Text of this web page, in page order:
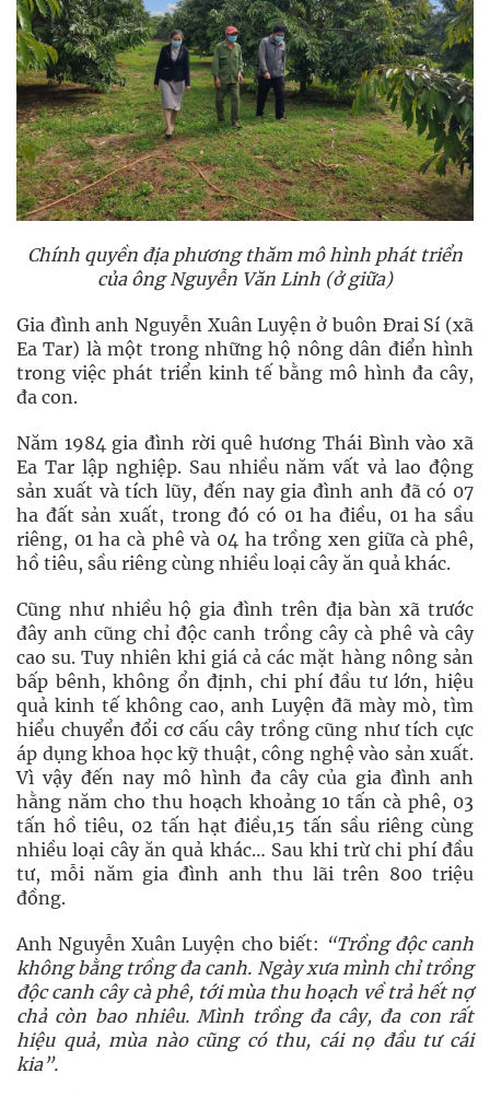
Chính quyền địa phương thăm mô hình phát triển
của ông Nguyễn Văn Linh (ở giữa)
Gia đình anh Nguyễn Xuân Luyện ở buôn Đrai Sí (xã
Ea Tar) là một trong những hộ nông dân điển hình
trong việc phát triển kinh tế bằng mô hình đa cây,
đa con.
Năm 1984 gia đình rời quê hương Thái Bình vào xã
Ea Tar lập nghiệp. Sau nhiều năm vất vả lao động
sản xuất và tích lũy, đến nay gia đình anh đã có 07
ha đất sản xuất, trong đó có 01 ha điều, 01 ha sầu
riêng, 01 ha cà phê và 04 ha trồng xen giữa cà phê,
hồ tiêu, sầu riêng cùng nhiều loại cây ăn quả khác.
Cũng như nhiều hộ gia đình trên địa bàn xã trước
đây anh cũng chỉ độc canh trồng cây cà phê và cây
cao su. Tuy nhiên khi giá cả các mặt hàng nông sản
bấp bênh, không ổn định, chi phí đầu tư lớn, hiệu
quả kinh tế không cao, anh Luyện đã mày mò, tìm
hiểu chuyển đổi cơ cấu cây trồng cũng như tích cực
áp dụng khoa học kỹ thuật, công nghệ vào sản xuất.
Vì vậy đến nay mô hình đa cây của gia đình anh
hằng năm cho thu hoạch khoảng 10 tấn cà phê, 03
tấn hồ tiêu, 02 tấn hạt điều,15 tấn sầu riêng cùng
nhiều loại cây ăn quả khác… Sau khi trừ chi phí đầu
tư, mỗi năm gia đình anh thu lãi trên 800 triệu
đồng.
Anh Nguyễn Xuân Luyện cho biết: “Trồng độc canh
không bằng trồng đa canh. Ngày xưa mình chỉ trồng
độc canh cây cà phê, tới mùa thu hoạch về trả hết nợ
chả còn bao nhiêu. Mình trồng đa cây, đa con rất
hiệu quả, mùa nào cũng có thu, cái nọ đầu tư cái
kia”.